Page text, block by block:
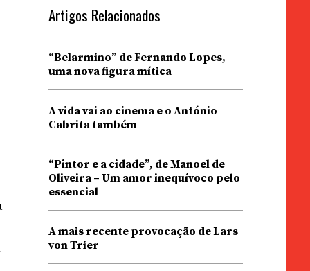
Artigos Relacionados
“Belarmino” de Fernando Lopes,
uma nova figura mítica
A vida vai ao cinema e o António
Cabrita também
“Pintor e a cidade”, de Manoel de
Oliveira – Um amor inequívoco pelo
essencial
A mais recente provocação de Lars
von Trier